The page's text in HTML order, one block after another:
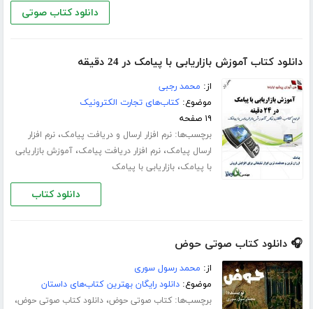
دانلود کتاب صوتی
دانلود کتاب آموزش بازاریابی با پیامک در 24 دقیقه
از: محمد رجبی
موضوع:کتاب‌های تجارت الکترونیک
۱۹ صفحه
برچسب‌ها:نرم افزار ارسال و دریافت پیامک،نرم افزار
ارسال پیامک،نرم افزار دریافت پیامک،آموزش بازاریابی
با پیامک،بازاریابی با پیامک
دانلود کتاب
🎧 دانلود کتاب صوتی حوض
از: محمد رسول سوری
موضوع:دانلود رایگان بهترین کتاب‌های داستان
برچسب‌ها:کتاب صوتی حوض،دانلود کتاب صوتی حوض،